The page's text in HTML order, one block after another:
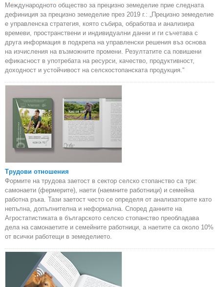
Международното общество за прецизно земеделие прие следната
дефиниция за прецизно земеделие през 2019 г.: „Прецизно земеделие
е управленска стратегия, която събира, обработва и анализира
времеви, пространствени и индивидуални данни и ги съчетава с
друга информация в подкрепа на управленски решения въз основа
на изчисления на възможните промени. Резултатите са повишени
ефикасност в употребата на ресурси, качество, продуктивност,
доходност и устойчивост на селскостопанската продукция.“
Трудови отношения
Формите на трудова заетост в сектор селско стопанство са три:
самонаети (фермерите), наети (наемните работници) и семейна
работна ръка. Тази заетост често се определя от анализаторите като
непълна, допълнителна и неформална. Според данните на
Агростатистиката в българското селско стопанство преобладава
дела на самонаетите и семейните работници, а наетите са около 10%
от всички работещи в земеделието.